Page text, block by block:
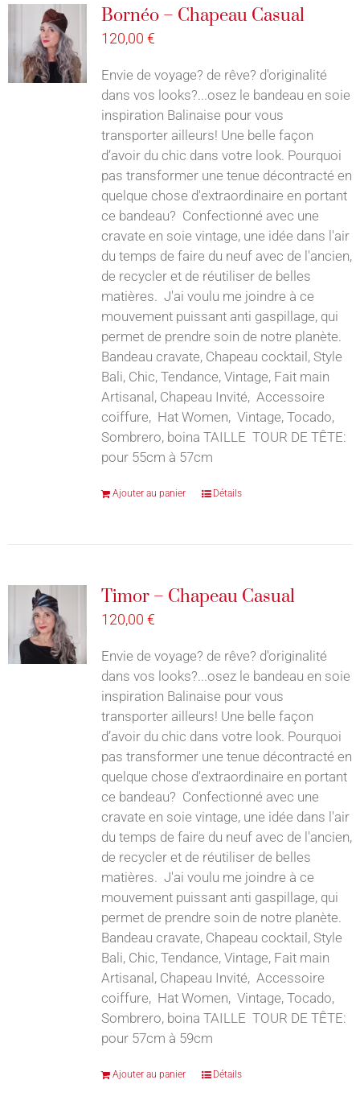
Bornéo – Chapeau Casual
120,00 €
Envie de voyage? de rêve? d'originalité
dans vos looks?...osez le bandeau en soie
inspiration Balinaise pour vous
transporter ailleurs! Une belle façon
d’avoir du chic dans votre look. Pourquoi
pas transformer une tenue décontracté en
quelque chose d'extraordinaire en portant
ce bandeau? Confectionné avec une
cravate en soie vintage, une idée dans l'air
du temps de faire du neuf avec de l'ancien,
de recycler et de réutiliser de belles
matières. J'ai voulu me joindre à ce
mouvement puissant anti gaspillage, qui
permet de prendre soin de notre planète.
Bandeau cravate, Chapeau cocktail, Style
Bali, Chic, Tendance, Vintage, Fait main
Artisanal, Chapeau Invité, Accessoire
coiffure, Hat Women, Vintage, Tocado,
Sombrero, boina TAILLE TOUR DE TÊTE:
pour 55cm à 57cm
Ajouter au panier Détails
Timor – Chapeau Casual
120,00 €
Envie de voyage? de rêve? d'originalité
dans vos looks?...osez le bandeau en soie
inspiration Balinaise pour vous
transporter ailleurs! Une belle façon
d’avoir du chic dans votre look. Pourquoi
pas transformer une tenue décontracté en
quelque chose d'extraordinaire en portant
ce bandeau? Confectionné avec une
cravate en soie vintage, une idée dans l'air
du temps de faire du neuf avec de l'ancien,
de recycler et de réutiliser de belles
matières. J'ai voulu me joindre à ce
mouvement puissant anti gaspillage, qui
permet de prendre soin de notre planète.
Bandeau cravate, Chapeau cocktail, Style
Bali, Chic, Tendance, Vintage, Fait main
Artisanal, Chapeau Invité, Accessoire
coiffure, Hat Women, Vintage, Tocado,
Sombrero, boina TAILLE TOUR DE TÊTE:
pour 57cm à 59cm
Ajouter au panier Détails